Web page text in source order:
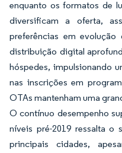
enquanto os formatos de
diversificam a oferta,
preferências em
distribuição digital
hóspedes, impulsionando
nas inscrições em
OTAs mantenham uma
O contínuo desempenho
níveis pré-2019 ressalta o
principais cidades,